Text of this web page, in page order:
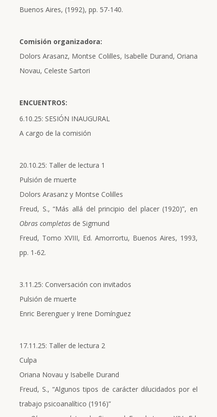
Buenos Aires, (1992), pp. 57-140.
Comisión organizadora:
Dolors Arasanz, Montse Colilles, Isabelle Durand, Oriana
Novau, Celeste Sartori
ENCUENTROS:
6.10.25: SESIÓN INAUGURAL
A cargo de la comisión
20.10.25: Taller de lectura 1
Pulsión de muerte
Dolors Arasanz y Montse Colilles
Freud, S., “Más allá del principio del placer (1920)”, en
Obras completas de Sigmund
Freud, Tomo XVIII, Ed. Amorrortu, Buenos Aires, 1993,
pp. 1-62.
3.11.25: Conversación con invitados
Pulsión de muerte
Enric Berenguer y Irene Domínguez
17.11.25: Taller de lectura 2
Culpa
Oriana Novau y Isabelle Durand
Freud, S., “Algunos tipos de carácter dilucidados por el
trabajo psicoanalítico (1916)”